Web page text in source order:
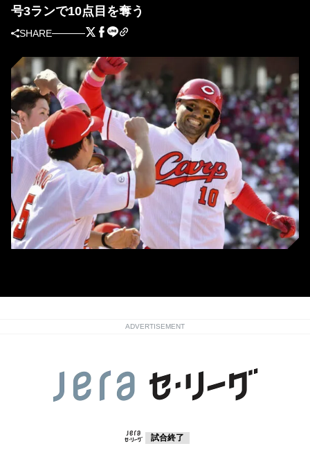
号3ランで10点目を奪う
SHARE
ADVERTISEMENT
試合終了